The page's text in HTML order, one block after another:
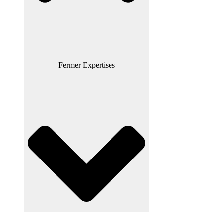
Fermer Expertises